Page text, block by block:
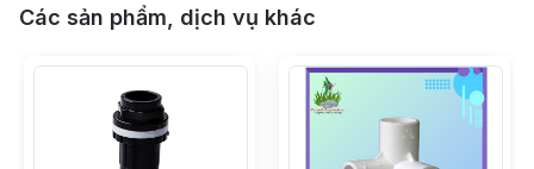
nhựa TY với 2 gam màu chủ đạo. màu đỏ và mà cam
hệ lọc bể cá công nghệ mới hệ lọc tràn dưới lọc vách,
lọc tràn trên. Tô điểm thêm vẻ đẹp sang trọng cho hệ
lọc bể cá cảnh nhà bạn.
- Chất liệu nhựa UPVC cao cấp
Các sản phẩm, dịch vụ khác